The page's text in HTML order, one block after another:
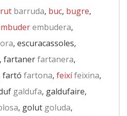
barruda, buc, bugre,
embudera,
, escuracassoles,
, fartanerfartanera,
fartó fartona, feixífeixina,
galdufa, galdufaire,
, golut goluda,